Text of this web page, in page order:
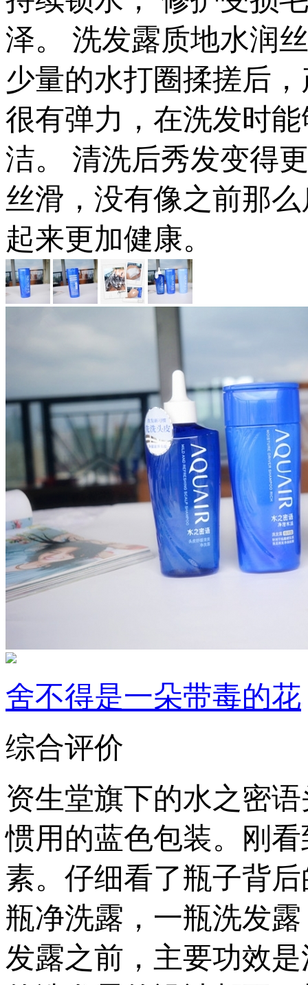
泽。 洗发露质地水润
少量的水打圈揉搓后
很有弹力，在洗发时
洁。 清洗后秀发变得
丝滑，没有像之前那
起来更加健康。
舍不得是一朵带毒的花
综合评价
资生堂旗下的水之密
惯用的蓝色包装。刚
素。仔细看了瓶子背
瓶净洗露，一瓶洗发
发露之前，主要功效